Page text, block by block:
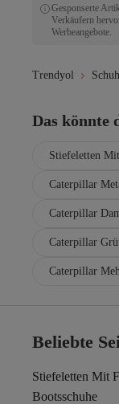
Gesponserte
Verkäufern
Werbeangebote.
Trendyol
Das könnte
Stiefeletten
Caterpillar
Caterpillar
Caterpillar
Caterpillar
Beliebte
Stiefeletten Mit
Bootsschuhe